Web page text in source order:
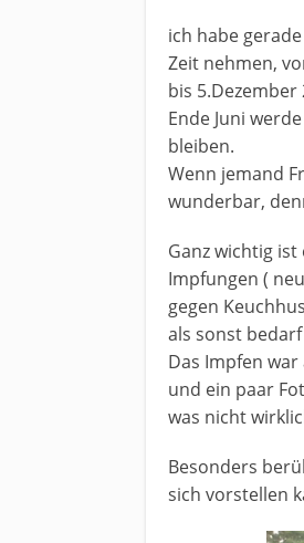
ich habe
Zeit nehmen,
bis
Ende Juni
bleiben.
Wenn jemand
wunderbar,
Ganz wichtig
Impfungen (
gegen
als sonst
Das Impfen
und ein paar
was nicht
Besonders
sich vorstellen